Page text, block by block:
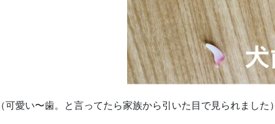
（可愛い〜歯。と言ってたら家族から引いた目で見られました）